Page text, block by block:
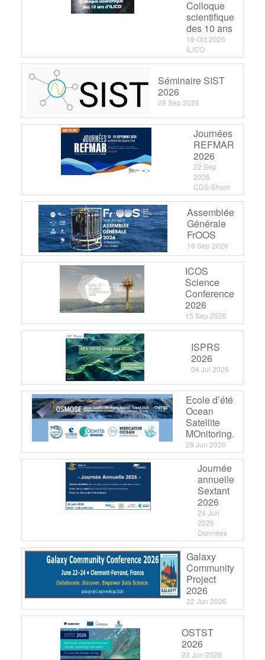
Colloque
scientifique
des 10 ans
19 Oct 2026
ILICO
Séminaire SIST
2026
28 Sep 2026
Journées
REFMAR
2026
22 Sep
2026
CDS-Shom
Assemblée
Générale
FrOOS
16 Sep 2026
ICOS
Science
Conference
2026
15 Sep 2026
ISPRS
2026
04 Jul 2026
Ecole d’été
Ocean
Satellite
MOnitoring.
29 Jun 2026
Journée
annuelle
Sextant
2026
24 Jun
2026
Données
Galaxy
Community
Project
2026
22 Jun 2026
OSTST
2026
22 Jun 2026